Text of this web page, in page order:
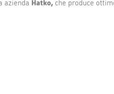
azienda Hatko, che produce